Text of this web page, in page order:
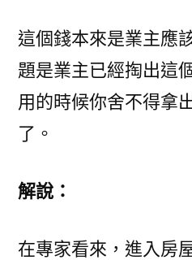
這個錢本來是業主應
題是業主已經掏出這
用的時候你舍不得拿
了。
解說：
在專家看來，進入房